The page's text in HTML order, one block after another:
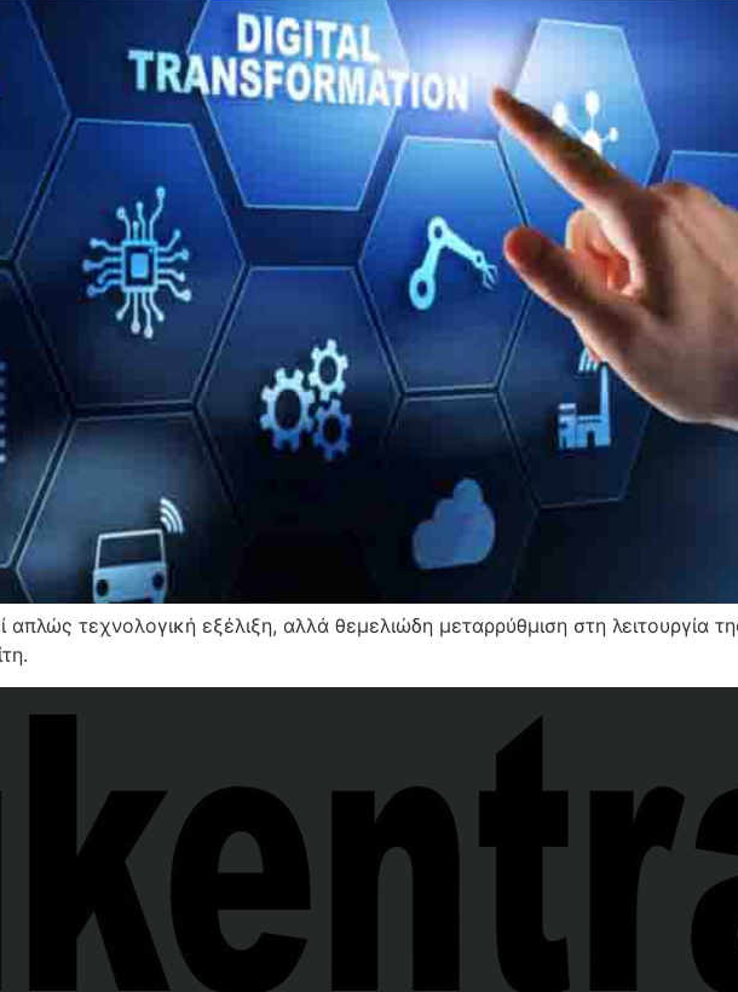
τεχνολογική εξέλιξη, αλλά θεμελιώδη μεταρρύθμιση στη λειτουργία